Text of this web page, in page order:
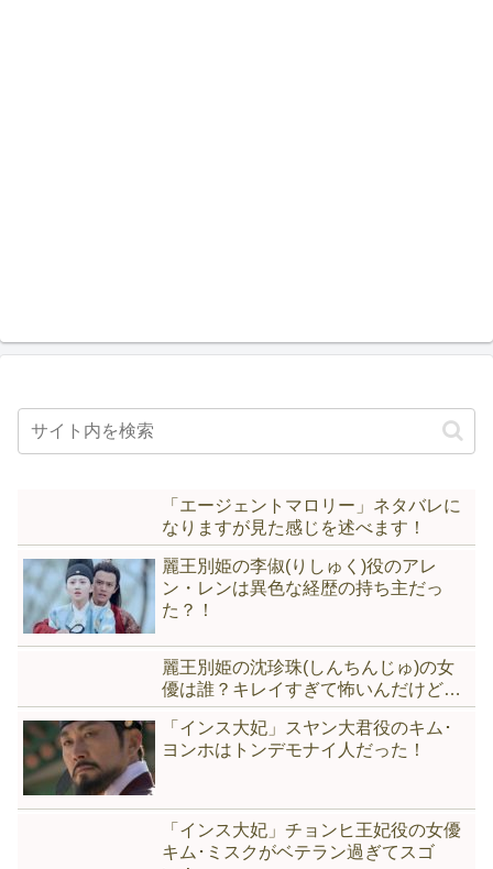
「エージェントマロリー」ネタバレに
なりますが見た感じを述べます！
麗王別姫の李俶(りしゅく)役のアレ
ン・レンは異色な経歴の持ち主だっ
た？！
麗王別姫の沈珍珠(しんちんじゅ)の女
優は誰？キレイすぎて怖いんだけど…
「インス大妃」スヤン大君役のキム･
ヨンホはトンデモナイ人だった！
「インス大妃」チョンヒ王妃役の女優
キム･ミスクがベテラン過ぎてスゴ